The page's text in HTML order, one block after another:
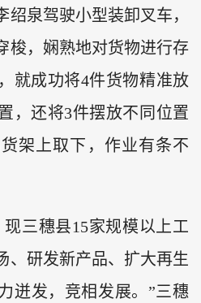
泉驾驶小型装卸叉车，
梭，娴熟地对货物进行存
就成功将4件货物精准放
，还将3件摆放不同位置
架上取下，作业有条不
三穗县15家规模以上工
、研发新产品、扩大再生
迸发，竞相发展。”三穗